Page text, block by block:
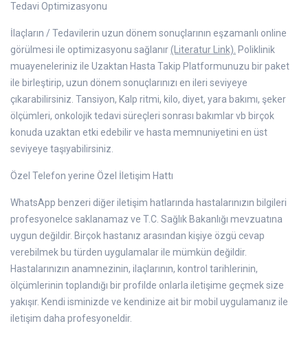
Tedavi Optimizasyonu
İlaçların / Tedavilerin uzun dönem sonuçlarının eşzamanlı online
görülmesi ile optimizasyonu sağlanır(Literatur Link). Poliklinik
muayeneleriniz ile Uzaktan Hasta Takip Platformunuzu bir paket
ile birleştirip, uzun dönem sonuçlarınızı en ileri seviyeye
çıkarabilirsiniz. Tansiyon, Kalp ritmi, kilo, diyet, yara bakımı, şeker
ölçümleri, onkolojik tedavi süreçleri sonrası bakımlar vb birçok
konuda uzaktan etki edebilir ve hasta memnuniyetini en üst
seviyeye taşıyabilirsiniz.
Özel Telefon yerine Özel İletişim Hattı
WhatsApp benzeri diğer iletişim hatlarında hastalarınızın bilgileri
profesyonelce saklanamaz ve T.C. Sağlık Bakanlığı mevzuatına
uygun değildir. Birçok hastanız arasından kişiye özgü cevap
verebilmek bu türden uygulamalar ile mümkün değildir.
Hastalarınızın anamnezinin, ilaçlarının, kontrol tarihlerinin,
ölçümlerinin toplandığı bir profilde onlarla iletişime geçmek size
yakışır. Kendi isminizde ve kendinize ait bir mobil uygulamanız ile
iletişim daha profesyoneldir.